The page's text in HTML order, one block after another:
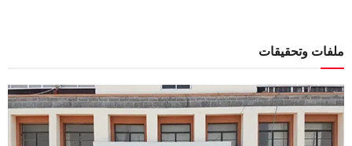
ملفات وتحقيقات